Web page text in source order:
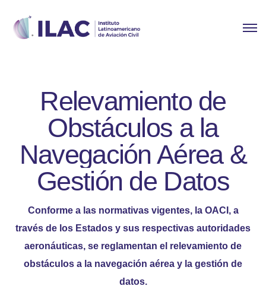
Relevamiento de
Obstáculos a la
Navegación Aérea &
Gestión de Datos
Conforme a las normativas vigentes, la OACI, a
través de los Estados y sus respectivas autoridades
aeronáuticas, se reglamentan el relevamiento de
obstáculos a la navegación aérea y la gestión de
datos.